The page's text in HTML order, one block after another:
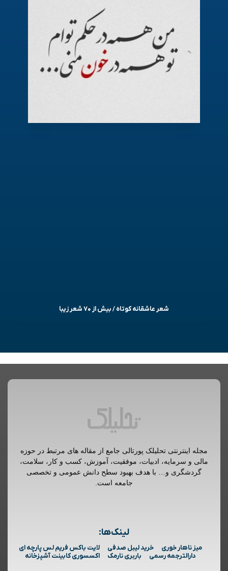
شعر عاشقانه کوتاه / بیش از ۷۰ شعر زیبا
مجله اینترنتی تحلیلک پورتالی جامع از مقاله های مرتبط در حوزه
مالی و سرمایه، ادبیات، موفقیت، آموزش، کسب و کار، سلامت،
گردشگری و… با هدف بهبود سطح دانش عمومی و تخصصی
جامعه است.
لینک‌ها:
میز ناهار خوری خرید لیبل صدفی
لایت باکس فریم لس پارچه ای
دارالترجمه رسمی
باربری نارمک اکسسوری کابینت آشپزخانه